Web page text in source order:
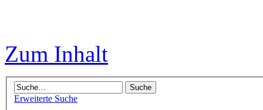
Zum Inhalt
Erweiterte Suche